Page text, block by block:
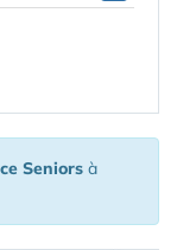
Seniors à